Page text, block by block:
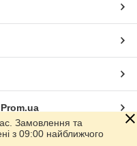
Prom.ua
Замовлення та
з 09:00 найближчого